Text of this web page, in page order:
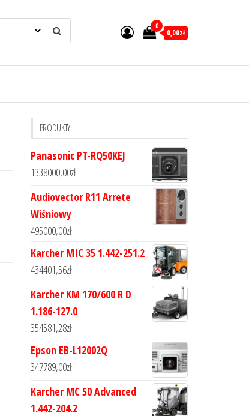
0
0,00zł
PRODUKTY
Panasonic PT-RQ50KEJ
1338000,00zł
Audiovector R11 Arrete
Wiśniowy
495000,00zł
Karcher MIC 35 1.442-251.2
434401,56zł
Karcher KM 170/600 R D
1.186-127.0
354581,28zł
Epson EB-L12002Q
347789,00zł
Karcher MC 50 Advanced
1.442-204.2